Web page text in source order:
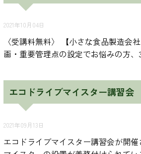
2021年10月04日
〈受講料無料〉 【小さな食品製造
画・重要管理点の設定でお悩みの方
エコドライブマイスター講習会
2021年09月13日
エコドライブマイスター講習会が開